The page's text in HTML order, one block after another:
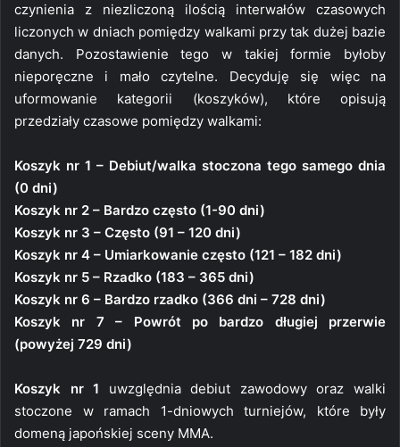
czynienia z niezliczoną ilością interwałów czasowych
liczonych w dniach pomiędzy walkami przy tak dużej bazie
danych. Pozostawienie tego w takiej formie byłoby
nieporęczne i mało czytelne. Decyduję się więc na
uformowanie kategorii (koszyków), które opisują
przedziały czasowe pomiędzy walkami:
Koszyk nr 1 – Debiut/walka stoczona tego samego dnia
(0 dni)
Koszyk nr 2 – Bardzo często (1-90 dni)
Koszyk nr 3 – Często (91 – 120 dni)
Koszyk nr 4 – Umiarkowanie często (121 – 182 dni)
Koszyk nr 5 – Rzadko (183 – 365 dni)
Koszyk nr 6 – Bardzo rzadko (366 dni – 728 dni)
Koszyk nr 7 – Powrót po bardzo długiej przerwie
(powyżej 729 dni)
Koszyk nr 1 uwzględnia debiut zawodowy oraz walki
stoczone w ramach 1-dniowych turniejów, które były
domeną japońskiej sceny MMA.